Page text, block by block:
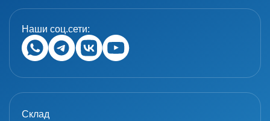
Наши соц.сети:
Склад